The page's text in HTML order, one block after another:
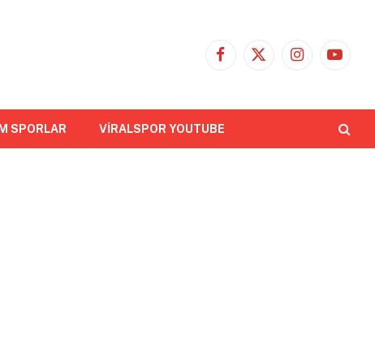
Facebook
X
Instagram
SPORLAR VİRALSPOR YOUTUBE